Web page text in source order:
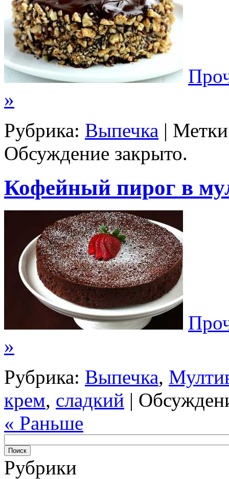
»
Рубрика: Выпечка |
Обсуждение закрыто.
Кофейный пирог в
»
Рубрика: Выпечка,
крем, сладкий |
« Раньше
Рубрики